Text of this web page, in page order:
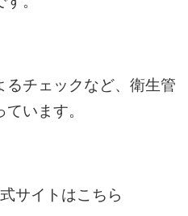
チェックなど、衛生管
います。
サイトはこちら